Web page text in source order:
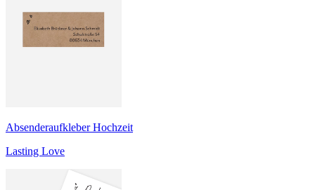
Absenderaufkleber Hochzeit
Lasting Love